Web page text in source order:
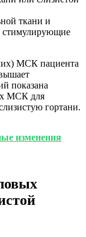
ткани и
стимулирующие
МСК пациента
показана
МСК для
гортани.
изменения